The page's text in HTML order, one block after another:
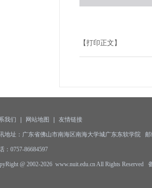
【打印正文】
我们 网站地图 友情链接
地址：广东省佛山市南海区南海大学城广东东软学院 邮
：0757-86684597
@ 2002-2026 www.nuit.edu.cn All Rights Reserved